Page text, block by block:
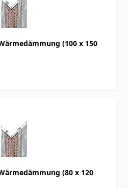
(100 x 150
(80 x 120